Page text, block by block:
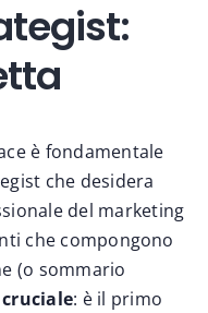
è fondamentale
che desidera
del marketing
che compongono
(o sommario
cruciale: è il primo